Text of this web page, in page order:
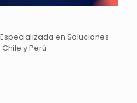
en Soluciones
y Perú